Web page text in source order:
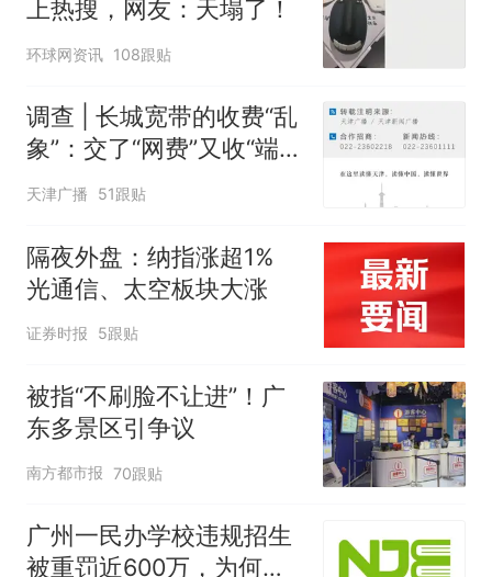
上热搜，网友：天塌了！
环球网资讯 108跟贴
调查 | 长城宽带的收费“乱
象”：交了“网费”又收“端口
费”，退费没着落，使用期
天津广播 51跟贴
隔夜外盘：纳指涨超1%
光通信、太空板块大涨
证券时报 5跟贴
被指“不刷脸不让进”！广
东多景区引争议
南方都市报 70跟贴
广州一民办学校违规招生
被重罚近600万，为何罚